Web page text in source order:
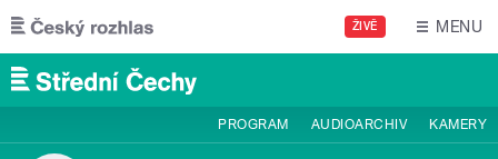
Přejít k hlavnímu obsahu
ŽIVĚ MENU
PROGRAM AUDIOARCHIV KAMERY